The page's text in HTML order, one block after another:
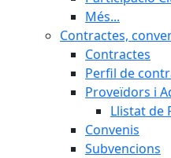
Més...
Contractes,
Contractes
Perfil de
Proveïdors i
Llistat de
Convenis
Subvencions